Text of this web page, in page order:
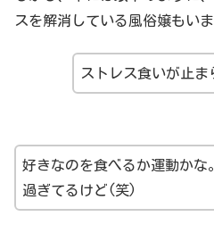
スを解消している風俗嬢もいま
ストレス食いが止ま
好きなのを食べるか運動かな
過ぎてるけど(笑)